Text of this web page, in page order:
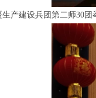
产建设兵团第二师30团